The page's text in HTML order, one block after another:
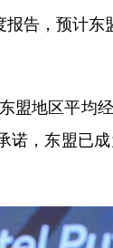
告，预计东
地区平均经
诺，东盟已